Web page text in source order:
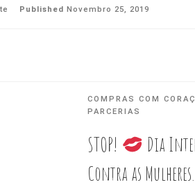
Published Novembro 25, 2019
COMPRAS COM
PARCERIAS
STOP!
Dia
Contra as Mulheres.